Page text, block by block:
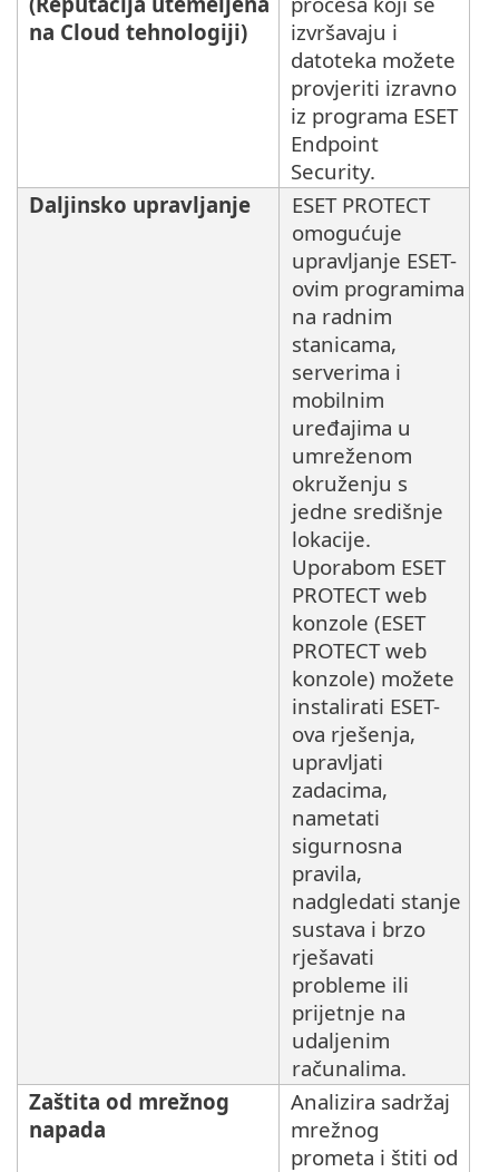
na Cloud tehnologiji)
izvršavaju i
datoteka možete
provjeriti izravno
iz programa ESET
Endpoint
Security.
Daljinsko upravljanje
ESET PROTECT
omogućuje
upravljanje ESET-
ovim programima
na radnim
stanicama,
serverima i
mobilnim
uređajima u
umreženom
okruženju s
jedne središnje
lokacije.
Uporabom ESET
PROTECT web
konzole (ESET
PROTECT web
konzole) možete
instalirati ESET-
ova rješenja,
upravljati
zadacima,
nametati
sigurnosna
pravila,
nadgledati stanje
sustava i brzo
rješavati
probleme ili
prijetnje na
udaljenim
računalima.
Zaštita od mrežnog
napada
Analizira sadržaj
mrežnog
prometa i štiti od